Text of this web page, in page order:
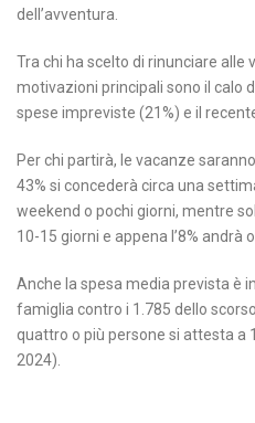
dell’avventura.
Tra chi ha scelto di rinunciare alle
motivazioni principali sono il calo
spese impreviste (21%) e il
Per chi partirà, le vacanze
43% si concederà circa una
weekend o pochi giorni, mentre
10-15 giorni e appena l’8% andrà
Anche la spesa media prevista è
famiglia contro i 1.785 dello
quattro o più persone si attesta a
2024).